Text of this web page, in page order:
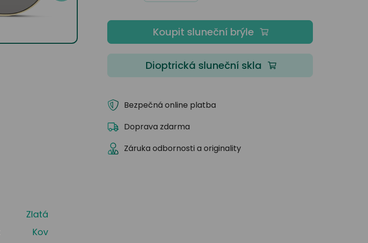
Zlatá
Kov
Koupit sluneční brýle
Dioptrická sluneční skla
Bezpečná online platba
Doprava zdarma
Záruka odbornosti a originality